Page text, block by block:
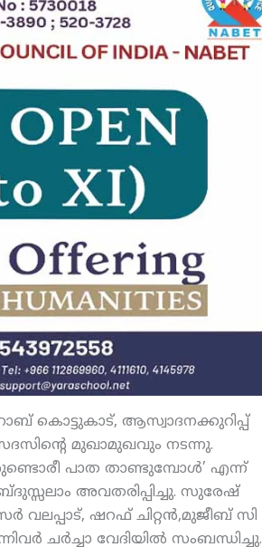
കൊട്ടുകാട്, ആസ്വാദനക്കുറിപ്പ്
സദസിന്റെ മുഖാമുഖവും നടന്നു.
പാത താണ്ടുമ്പോള്‍’ എന്ന്
അവതരിപ്പിച്ചു. സുരേഷ്
ഷറഫ് ചിറ്റന്‍,മുജീബ് സി
ചര്‍ച്ചാ വേദിയില്‍ സംബന്ധിച്ചു.